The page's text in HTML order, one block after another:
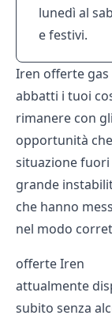
lunedì al
e festivi.
Iren offerte
abbatti i tuoi
rimanere con
opportunità
situazione
grande
che hanno
nel modo
offerte Iren
attualmente
subito senza